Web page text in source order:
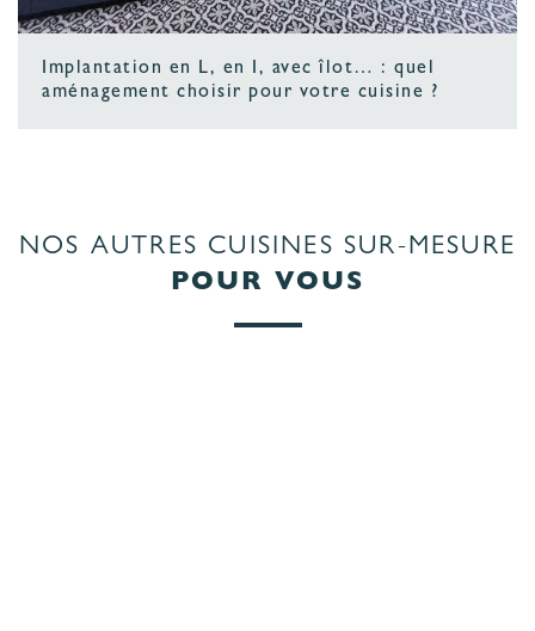
Implantation en L, en I, avec îlot… : quel
aménagement choisir pour votre cuisine ?
NOS AUTRES CUISINES SUR-MESURE
POUR VOUS